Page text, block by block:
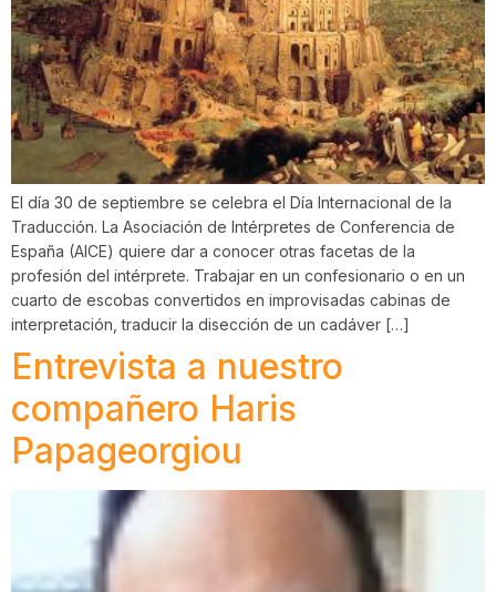
El día 30 de septiembre se celebra el Día Internacional de la
Traducción. La Asociación de Intérpretes de Conferencia de
España (AICE) quiere dar a conocer otras facetas de la
profesión del intérprete. Trabajar en un confesionario o en un
cuarto de escobas convertidos en improvisadas cabinas de
interpretación, traducir la disección de un cadáver […]
Entrevista a nuestro
compañero Haris
Papageorgiou